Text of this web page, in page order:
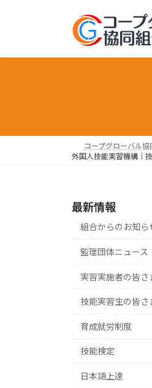
プ
動
コープグローバル
外国人技能実習機構｜
最新情報
組合からのお知ら
監理団体ニュース
実習実施者の皆さ
技能実習生の皆さ
育成就労制度
技能検定
日本語上達